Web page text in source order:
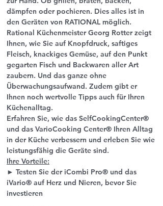
dämpfen oder pochieren. Dies alles ist in
den Geräten von RATIONAL möglich.
Rational Küchenmeister Georg Rotter zeigt
Ihnen, wie Sie auf Knopfdruck, saftiges
Fleisch, knackiges Gemüse, auf den Punkt
gegarten Fisch und Backwaren aller Art
zaubern. Und das ganze ohne
Überwachungsaufwand. Zudem gibt er
Ihnen noch wertvolle Tipps auch für Ihren
Küchenalltag.
Erfahren Sie, wie das SelfCookingCenter®
und das VarioCooking Center® Ihren Alltag
in der Küche verbessern und erleben Sie wie
leistungsfähig die Geräte sind.
Ihre Vorteile:
► Testen Sie der iCombi Pro® und das
iVario® auf Herz und Nieren, bevor Sie
investieren